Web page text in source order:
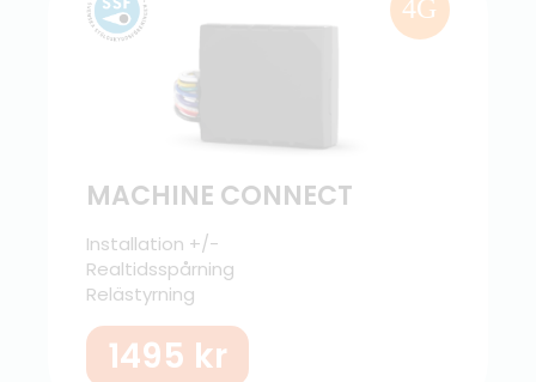
4G
MACHINE CONNECT
Installation +/-
Realtidsspårning
Relästyrning
1495 kr